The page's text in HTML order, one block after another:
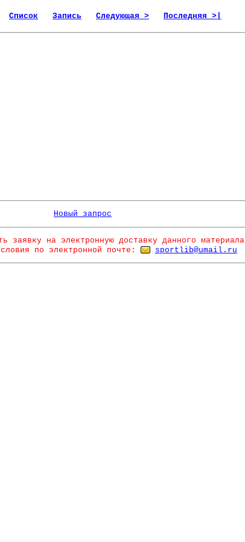
Список Запись Следующая > Последняя >|
Новый запрос
заявку на электронную доставку данного материала
по электронной почте:
sportlib@umail.ru